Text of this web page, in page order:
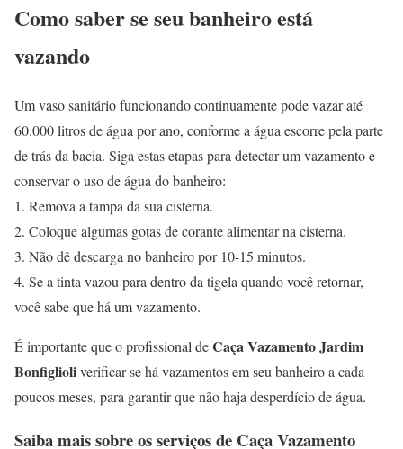
Como saber se seu banheiro está
vazando
Um vaso sanitário funcionando continuamente pode vazar até
60.000 litros de água por ano, conforme a água escorre pela parte
de trás da bacia. Siga estas etapas para detectar um vazamento e
conservar o uso de água do banheiro:
1. Remova a tampa da sua cisterna.
2. Coloque algumas gotas de corante alimentar na cisterna.
3. Não dê descarga no banheiro por 10-15 minutos.
4. Se a tinta vazou para dentro da tigela quando você retornar,
você sabe que há um vazamento.
É importante que o profissional deCaça Vazamento Jardim
Bonfiglioliverificar se há vazamentos em seu banheiro a cada
poucos meses, para garantir que não haja desperdício de água.
Saiba mais sobre os serviços de Caça Vazamento